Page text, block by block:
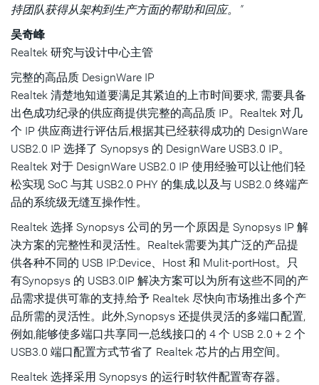
持团队获得从架构到生产方面的帮助和回应。"
吴奇峰
Realtek 研究与设计中心主管
完整的高品质 DesignWare IP
Realtek 清楚地知道要满足其紧迫的上市时间要求, 需要具备
出色成功纪录的供应商提供完整的高品质 IP。Realtek 对几
个 IP 供应商进行评估后,根据其已经获得成功的 DesignWare
USB2.0 IP 选择了 Synopsys 的 DesignWare USB3.0 IP。
Realtek 对于 DesignWare USB2.0 IP 使用经验可以让他们轻
松实现 SoC 与其 USB2.0 PHY 的集成,以及与 USB2.0 终端产
品的系统级无缝互操作性。
Realtek 选择 Synopsys 公司的另一个原因是 Synopsys IP 解
决方案的完整性和灵活性。Realtek需要为其广泛的产品提
供各种不同的 USB IP:Device、Host 和 Mulit-portHost。只
有Synopsys 的 USB3.0IP 解决方案可以为所有这些不同的产
品需求提供可靠的支持,给予 Realtek 尽快向市场推出多个产
品所需的灵活性。此外,Synopsys 还提供灵活的多端口配置,
例如,能够使多端口共享同一总线接口的 4 个 USB 2.0 + 2 个
USB3.0 端口配置方式节省了 Realtek 芯片的占用空间。
Realtek 选择采用 Synopsys 的运行时软件配置寄存器。